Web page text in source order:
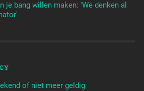
je bang willen maken: 'We denken al
of niet meer geldig